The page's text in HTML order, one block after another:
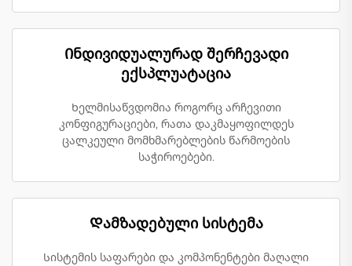
Ინდივიდუალურად შერჩევადი
ექსპლუატაცია
Ხელმისაწვდომია როგორც არჩევითი
კონფიგურაციები, რათა დაკმაყოფილდეს
ცალკეული მომხმარებლების წარმოების
საჭიროებები.
Დამზადებული სისტემა
Სისტემის საფარები და კომპონენტები მაღალი